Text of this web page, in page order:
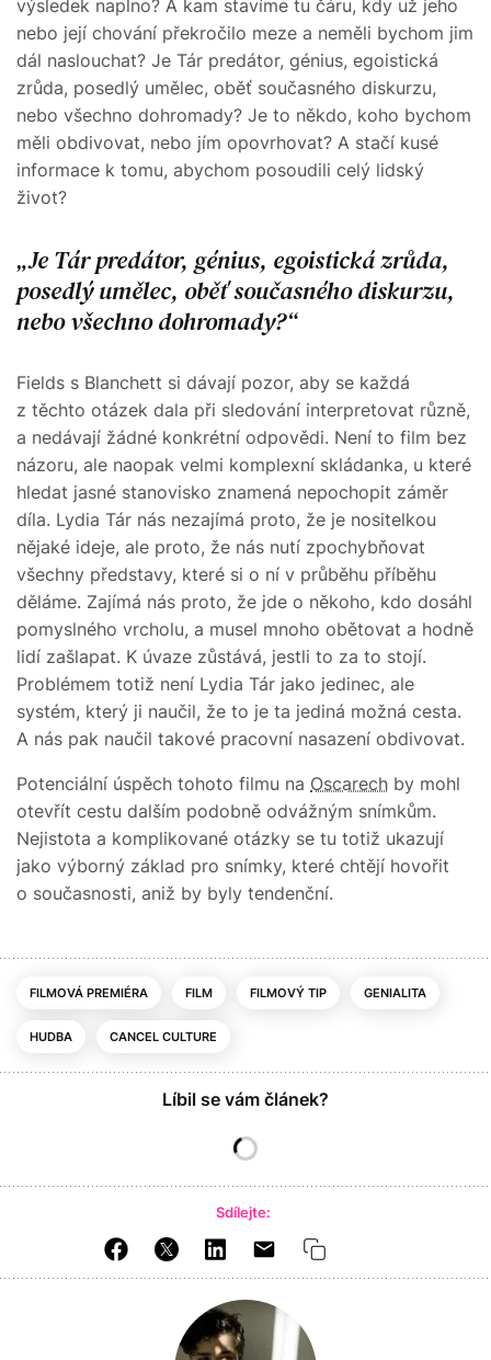
výsledek naplno? A kam stavíme tu čáru, kdy už jeho
nebo její chování překročilo meze a neměli bychom jim
dál naslouchat? Je Tár predátor, génius, egoistická
zrůda, posedlý umělec, oběť současného diskurzu,
nebo všechno dohromady? Je to někdo, koho bychom
měli obdivovat, nebo jím opovrhovat? A stačí kusé
informace k tomu, abychom posoudili celý lidský
život?
Je Tár predátor, génius, egoistická zrůda,
posedlý umělec, oběť současného diskurzu,
nebo všechno dohromady?
Fields s Blanchett si dávají pozor, aby se každá
z těchto otázek dala při sledování interpretovat různě,
a nedávají žádné konkrétní odpovědi. Není to film bez
názoru, ale naopak velmi komplexní skládanka, u které
hledat jasné stanovisko znamená nepochopit záměr
díla. Lydia Tár nás nezajímá proto, že je nositelkou
nějaké ideje, ale proto, že nás nutí zpochybňovat
všechny představy, které si o ní v průběhu příběhu
děláme. Zajímá nás proto, že jde o někoho, kdo dosáhl
pomyslného vrcholu, a musel mnoho obětovat a hodně
lidí zašlapat. K úvaze zůstává, jestli to za to stojí.
Problémem totiž není Lydia Tár jako jedinec, ale
systém, který ji naučil, že to je ta jediná možná cesta.
A nás pak naučil takové pracovní nasazení obdivovat.
Potenciální úspěch tohoto filmu na Oscarech by mohl
otevřít cestu dalším podobně odvážným snímkům.
Nejistota a komplikované otázky se tu totiž ukazují
jako výborný základ pro snímky, které chtějí hovořit
o současnosti, aniž by byly tendenční.
FILMOVÁ PREMIÉRA FILM FILMOVÝ TIP GENIALITA
HUDBA CANCEL CULTURE
Líbil se vám článek?
Sdílejte: